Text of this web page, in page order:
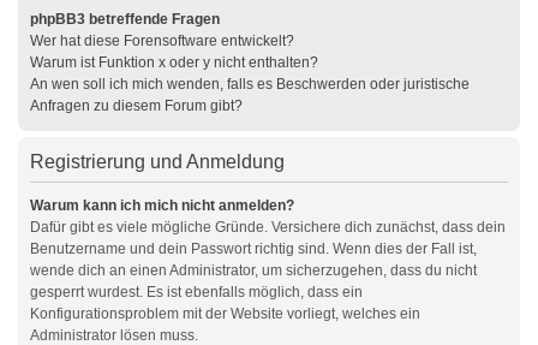
phpBB3 betreffende Fragen
Wer hat diese Forensoftware entwickelt?
Warum ist Funktion x oder y nicht enthalten?
An wen soll ich mich wenden, falls es Beschwerden oder juristische
Anfragen zu diesem Forum gibt?
Registrierung und Anmeldung
Warum kann ich mich nicht anmelden?
Dafür gibt es viele mögliche Gründe. Versichere dich zunächst, dass dein
Benutzername und dein Passwort richtig sind. Wenn dies der Fall ist,
wende dich an einen Administrator, um sicherzugehen, dass du nicht
gesperrt wurdest. Es ist ebenfalls möglich, dass ein
Konfigurationsproblem mit der Website vorliegt, welches ein
Administrator lösen muss.